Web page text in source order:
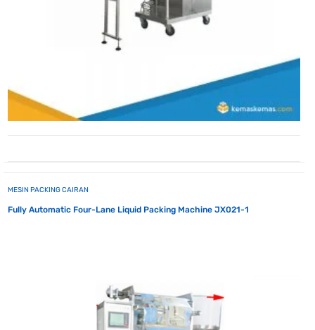
MESIN PACKING CAIRAN
Fully Automatic Four-Lane Liquid Packing Machine JX021-1